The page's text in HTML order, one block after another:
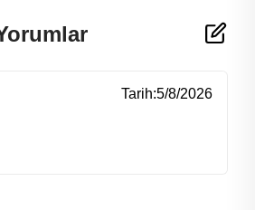
Tarih:5/8/2026